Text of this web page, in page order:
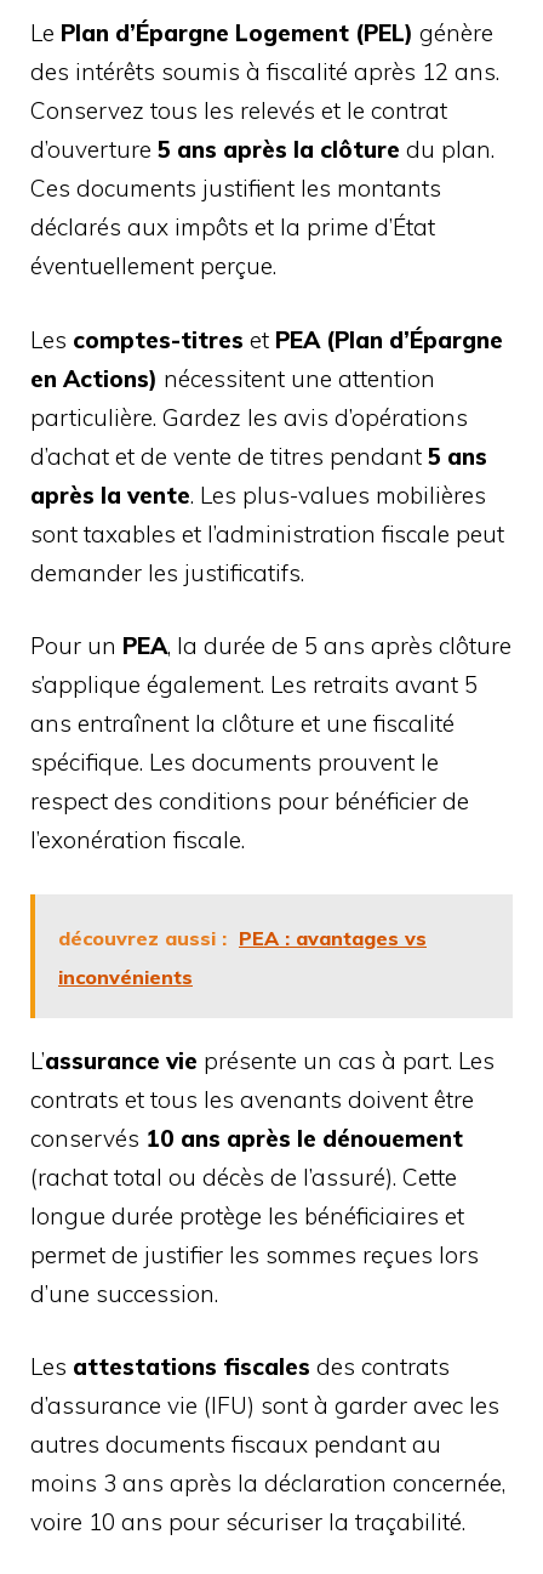
Le Plan d’Épargne Logement (PEL) génère
des intérêts soumis à fiscalité après 12 ans.
Conservez tous les relevés et le contrat
d’ouverture 5 ans après la clôture du plan.
Ces documents justifient les montants
déclarés aux impôts et la prime d’État
éventuellement perçue.
Les comptes-titres et PEA (Plan d’Épargne
en Actions) nécessitent une attention
particulière. Gardez les avis d’opérations
d’achat et de vente de titres pendant 5 ans
après la vente. Les plus-values mobilières
sont taxables et l’administration fiscale peut
demander les justificatifs.
Pour un PEA, la durée de 5 ans après clôture
s’applique également. Les retraits avant 5
ans entraînent la clôture et une fiscalité
spécifique. Les documents prouvent le
respect des conditions pour bénéficier de
l’exonération fiscale.
découvrez aussi : PEA : avantages vs
inconvénients
L’assurance vie présente un cas à part. Les
contrats et tous les avenants doivent être
conservés 10 ans après le dénouement
(rachat total ou décès de l’assuré). Cette
longue durée protège les bénéficiaires et
permet de justifier les sommes reçues lors
d’une succession.
Les attestations fiscales des contrats
d’assurance vie (IFU) sont à garder avec les
autres documents fiscaux pendant au
moins 3 ans après la déclaration concernée,
voire 10 ans pour sécuriser la traçabilité.